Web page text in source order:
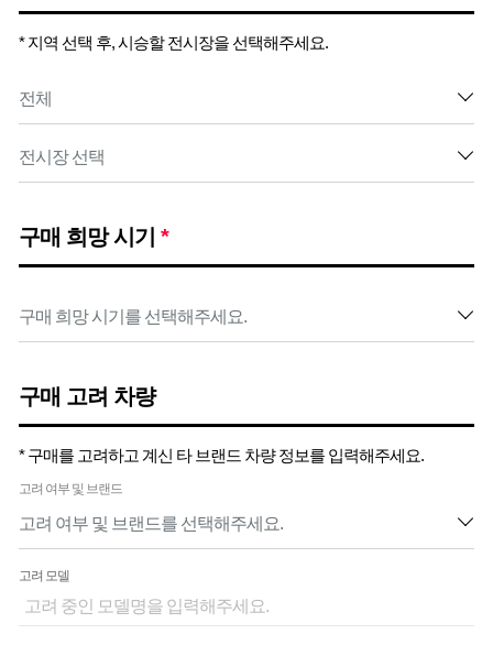
* 지역 선택 후, 시승할 전시장을 선택해주세요.
구매 희망 시기 *
구매 고려 차량
* 구매를 고려하고 계신 타 브랜드 차량 정보를 입력해주세요.
고려 여부 및 브랜드
고려 모델